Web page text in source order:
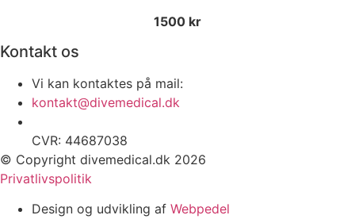
1500 kr
Kontakt os
Vi kan kontaktes på mail:
kontakt@divemedical.dk
CVR: 44687038
© Copyright divemedical.dk 2026
Privatlivspolitik
Design og udvikling af Webpedel